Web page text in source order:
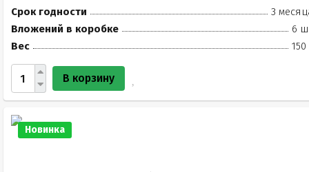
Срок годности
3
Вложений в коробке
6
Вес
150
В корзину
Новинка